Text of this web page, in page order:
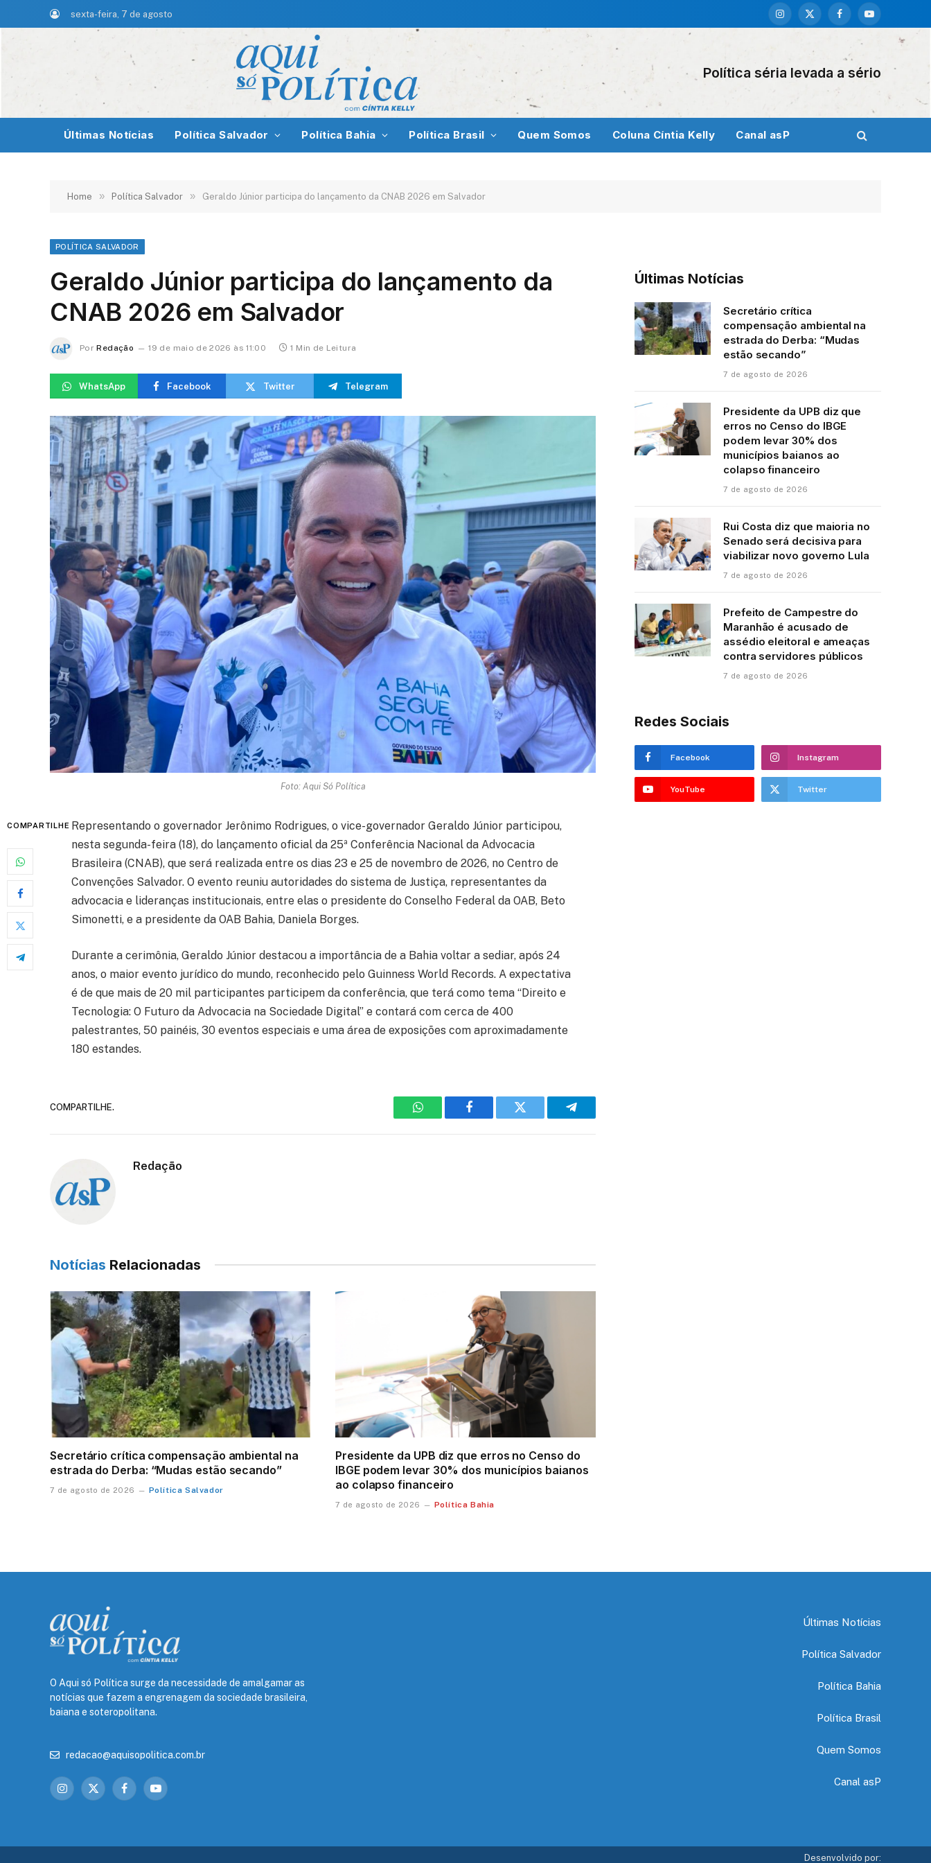
sexta-feira, 7 de agosto
Instagram
X
FacebookYouTube
Política séria levada a sério
Últimas Notícias Política Salvador Política Bahia Política Brasil Quem Somos Coluna Cíntia Kelly Canal asP
Home » Política Salvador » Geraldo Júnior participa do lançamento da CNAB 2026 em Salvador
POLÍTICA SALVADOR
Geraldo Júnior participa do lançamento da
CNAB 2026 em Salvador
Por Redação 19 de maio de 2026 às 11:00 1 Min de Leitura
WhatsApp Facebook Twitter Telegram
Foto: Aqui Só Política
COMPARTILHE Representando o governador Jerônimo Rodrigues, o vice-governador Geraldo Júnior participou,
nesta segunda-feira (18), do lançamento oficial da 25ª Conferência Nacional da Advocacia
Brasileira (CNAB), que será realizada entre os dias 23 e 25 de novembro de 2026, no Centro de
Convenções Salvador. O evento reuniu autoridades do sistema de Justiça, representantes da
advocacia e lideranças institucionais, entre elas o presidente do Conselho Federal da OAB, Beto
Simonetti, e a presidente da OAB Bahia, Daniela Borges.
Durante a cerimônia, Geraldo Júnior destacou a importância de a Bahia voltar a sediar, após 24
anos, o maior evento jurídico do mundo, reconhecido pelo Guinness World Records. A expectativa
é de que mais de 20 mil participantes participem da conferência, que terá como tema “Direito e
Tecnologia: O Futuro da Advocacia na Sociedade Digital” e contará com cerca de 400
palestrantes, 50 painéis, 30 eventos especiais e uma área de exposições com aproximadamente
180 estandes.
COMPARTILHE.
WhatsAppFacebook Twitter Telegram
Redação
Notícias Relacionadas
Secretário crítica compensação ambiental na
estrada do Derba: “Mudas estão secando”
7 de agosto de 2026 Política Salvador
Presidente da UPB diz que erros no Censo do
IBGE podem levar 30% dos municípios baianos
ao colapso financeiro
7 de agosto de 2026 Política Bahia
Últimas Notícias
Secretário crítica
compensação ambiental na
estrada do Derba: “Mudas
estão secando”
7 de agosto de 2026
Presidente da UPB diz que
erros no Censo do IBGE
podem levar 30% dos
municípios baianos ao
colapso financeiro
7 de agosto de 2026
Rui Costa diz que maioria no
Senado será decisiva para
viabilizar novo governo Lula
7 de agosto de 2026
Prefeito de Campestre do
Maranhão é acusado de
assédio eleitoral e ameaças
contra servidores públicos
7 de agosto de 2026
Redes Sociais
Facebook Instagram
YouTube Twitter
O Aqui só Política surge da necessidade de amalgamar as
notícias que fazem a engrenagem da sociedade brasileira,
baiana e soteropolitana.
redacao@aquisopolitica.com.br
Instagram
X
FacebookYouTube
Últimas Notícias
Política Salvador
Política Bahia
Política Brasil
Quem Somos
Canal asP
Desenvolvido por: